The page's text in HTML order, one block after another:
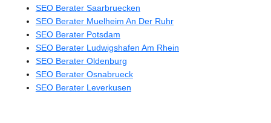
SEO Berater Saarbruecken
SEO Berater Muelheim An Der Ruhr
SEO Berater Potsdam
SEO Berater Ludwigshafen Am Rhein
SEO Berater Oldenburg
SEO Berater Osnabrueck
SEO Berater Leverkusen